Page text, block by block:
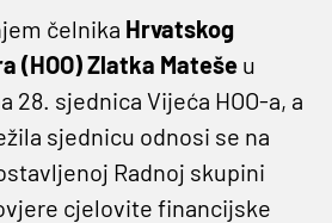
čelnika Hrvatskog
(HOO) Zlatka Mateše u
28. sjednica Vijeća HOO-a, a
sjednicu odnosi se na
Radnoj skupini
cjelovite financijske